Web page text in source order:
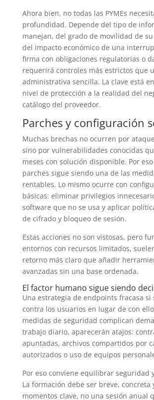
Ahora bien, no todas las PYMEs
profundidad. Depende del tipo de
manejan, del grado de movilidad de
del impacto económico de una
firma con obligaciones regulatorias o
requerirá controles más estrictos que
administrativa sencilla. La clave está
nivel de protección a la realidad del
catálogo del proveedor.
Parches y configuración
Muchas brechas no ocurren por
sino por vulnerabilidades conocidas
meses con solución disponible. Por
parches sigue siendo una de las
rentables. Lo mismo ocurre con
básicas: eliminar privilegios
software que no se usa y aplicar
de cifrado y bloqueo de sesión.
Estas acciones no son vistosas, pero
entornos con recursos limitados,
retorno más claro que añadir
avanzadas sin una base ordenada.
El factor humano sigue siendo
Una estrategia de endpoints fracasa si
contra los usuarios en lugar de con
medidas de seguridad complican
trabajo diario, aparecerán atajos:
apuntadas, archivos compartidos por
autorizados o uso de equipos
Por eso conviene equilibrar seguridad
La formación debe ser breve, concreta
momentos clave, no una sesión anual